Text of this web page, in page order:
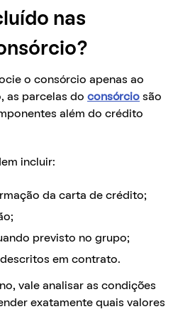
nas
o consórcio apenas ao
as parcelas do consórcio são
além do crédito
incluir:
da carta de crédito;
previsto no grupo;
em contrato.
vale analisar as condições
exatamente quais valores